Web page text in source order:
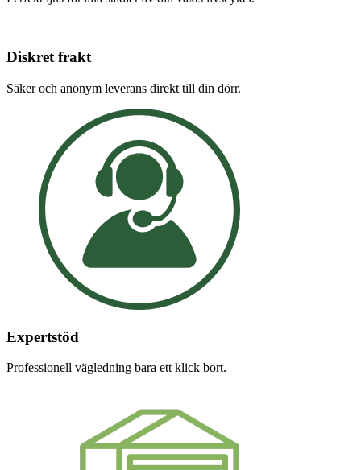
Diskret frakt
Säker och anonym leverans direkt till din dörr.
Expertstöd
Professionell vägledning bara ett klick bort.